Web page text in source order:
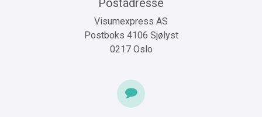
Postadresse
Visumexpress AS
Postboks 4106 Sjølyst
0217 Oslo